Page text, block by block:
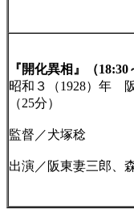
『開化異相』（18:30
昭和３（1928）年
（25分）
監督／犬塚稔
出演／阪東妻三郎、